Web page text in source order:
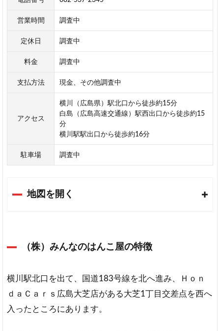
営業時間 調査中
定休日 調査中
料金 調査中
支払方法 現金、その他調査中
アクセス
横川（広島県）駅北口から徒歩約15分
白島（広島高速交通線）駅西出口から徒歩約15
分
横川駅駅出口から徒歩約16分
駐車場 調査中
地図を開く
（株）みんなのはんこ屋の特徴
横川駅北口を出て、国道183号線を北へ進み、Ｈｏｎ
ｄａＣａｒｓ広島大芝店がある大芝1丁目交差点を西へ
入ったところにあります。